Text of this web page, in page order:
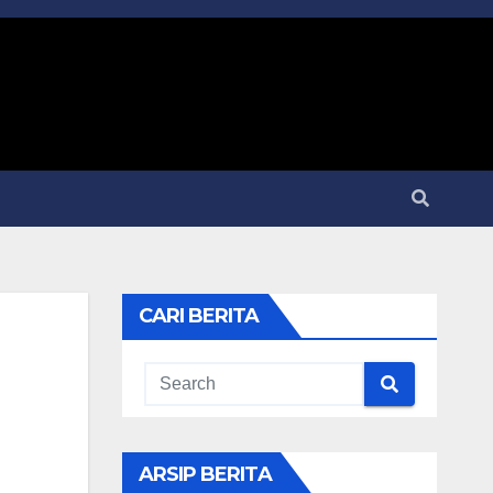
CARI BERITA
ARSIP BERITA